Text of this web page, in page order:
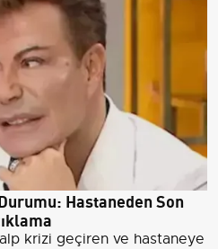
Hastaneden Son
krizi geçiren ve hastaneye